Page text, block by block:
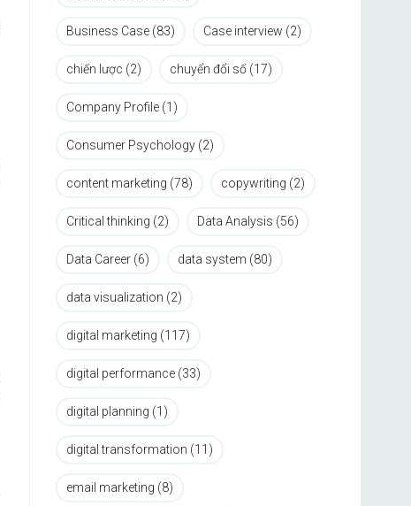
Business Case (83) Case interview (2)
chiến lược (2) chuyển đổi số (17)
Company Profile (1)
Consumer Psychology (2)
content marketing (78) copywriting (2)
Critical thinking (2) Data Analysis (56)
Data Career (6) data system (80)
data visualization (2)
digital marketing (117)
digital performance (33)
digital planning (1)
digital transformation (11)
email marketing (8)